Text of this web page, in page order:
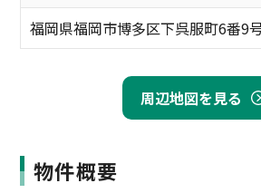
福岡県福岡市博多区下呉服町6番9
周辺地図を見る
物件概要